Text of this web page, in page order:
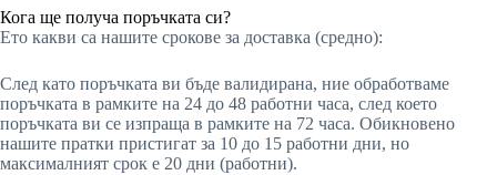
Кога ще получа поръчката си?
Ето какви са нашите срокове за доставка (средно):
След като поръчката ви бъде валидирана, ние обработваме
поръчката в рамките на 24 до 48 работни часа, след което
поръчката ви се изпраща в рамките на 72 часа. Обикновено
нашите пратки пристигат за 10 до 15 работни дни, но
максималният срок е 20 дни (работни).